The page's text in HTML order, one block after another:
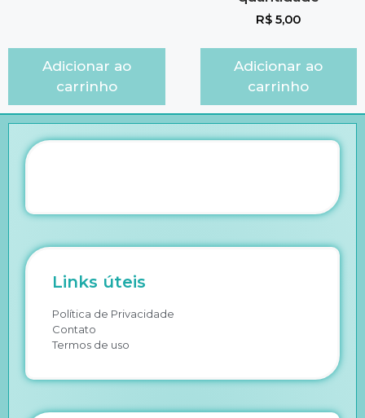
Adicionar ao
carrinho
R$ 5,00
Adicionar ao
carrinho
Links úteis
Política de Privacidade
Contato
Termos de uso